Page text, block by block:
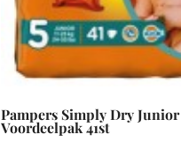
Pampers Simply Dry Junior
Voordeelpak 41st